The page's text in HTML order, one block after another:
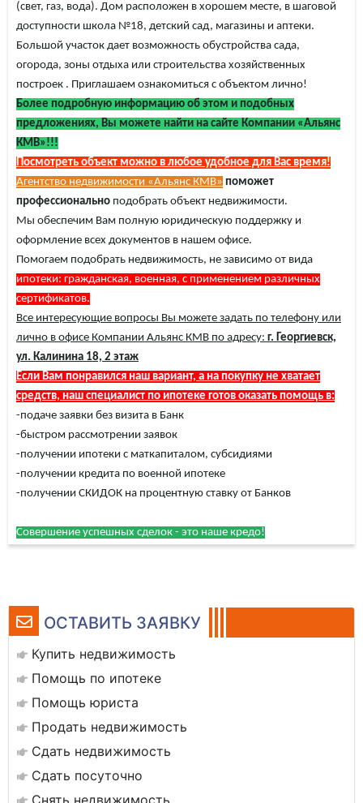
ОСТАВИТЬ ЗАЯВКУ
Купить недвижимость
Помощь по ипотеке
Помощь юриста
Продать недвижимость
Сдать недвижимость
Сдать посуточно
Снять недвижимость
(свет, газ, вода). Дом расположен в хорошем месте, в шаговой
доступности школа №18, детский сад, магазины и аптеки.
Большой участок дает возможность обустройства сада,
огорода, зоны отдыха или строительства хозяйственных
построек . Приглашаем ознакомиться с объектом лично!
Более подробную информацию об этом и подобных
предложениях, Вы можете найти на сайте Компании «Альянс
КМВ»!!!
Посмотреть объект можно в любое удобное для Вас время!
Агентство недвижимости «Альянс КМВ» поможет
профессионально подобрать объект недвижимости.
Мы обеспечим Вам полную юридическую поддержку и
оформление всех документов в нашем офисе.
Помогаем подобрать недвижимость, не зависимо от вида
ипотеки: гражданская, военная, с применением различных
сертификатов.
Все интересующие вопросы Вы можете задать по телефону или
лично в офисе Компании Альянс КМВ по адресу: г. Георгиевск,
ул. Калинина 18, 2 этаж
Если Вам понравился наш вариант, а на покупку не хватает
средств, наш специалист по ипотеке готов оказать помощь в:
-подаче заявки без визита в Банк
-быстром рассмотрении заявок
-получении ипотеки с маткапиталом, субсидиями
-получении кредита по военной ипотеке
-получении СКИДОК на процентную ставку от Банков
Совершение успешных сделок - это наше кредо!